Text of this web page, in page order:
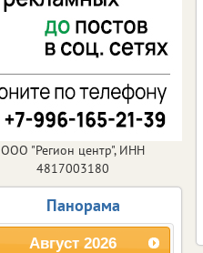
ООО "Регион центр", ИНН
4817003180
Панорама
Август 2026